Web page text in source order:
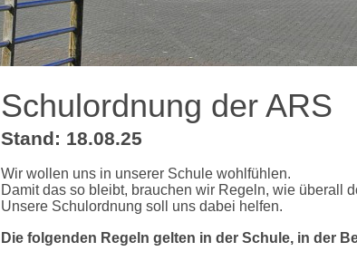
Schulordnung der ARS
Stand: 18.08.25
Wir wollen uns in unserer Schule wohlfühlen.
Damit das so bleibt, brauchen wir Regeln, wie überall
Unsere Schulordnung soll uns dabei helfen.
Die folgenden Regeln gelten in der Schule, in der